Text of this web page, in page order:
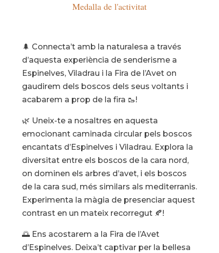
Medalla de l'activitat
🌲 Connecta’t amb la naturalesa a través
d’aquesta experiència de senderisme a
Espinelves, Viladrau i la Fira de l’Avet on
gaudirem dels boscos dels seus voltants i
acabarem a prop de la fira 🥾!
🌿 Uneix-te a nosaltres en aquesta
emocionant caminada circular pels boscos
encantats d’Espinelves i Viladrau. Explora la
diversitat entre els boscos de la cara nord,
on dominen els arbres d’avet, i els boscos
de la cara sud, més similars als mediterranis.
Experimenta la màgia de presenciar aquest
contrast en un mateix recorregut 🍂!
🌅 Ens acostarem a la Fira de l’Avet
d’Espinelves. Deixa’t captivar per la bellesa